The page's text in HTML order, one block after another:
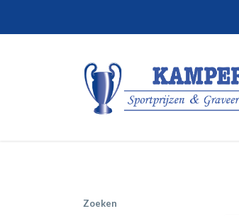
Zoeken